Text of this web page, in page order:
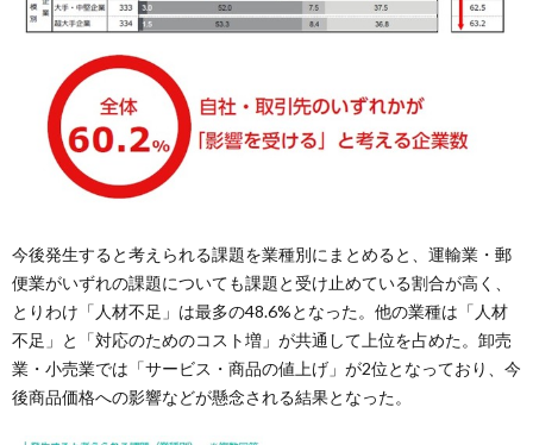
今後発生すると考えられる課題を業種別にまとめると、運輸業・郵
便業がいずれの課題についても課題と受け止めている割合が高く、
とりわけ「人材不足」は最多の48.6%となった。他の業種は「人材
不足」と「対応のためのコスト増」が共通して上位を占めた。卸売
業・小売業では「サービス・商品の値上げ」が2位となっており、今
後商品価格への影響などが懸念される結果となった。